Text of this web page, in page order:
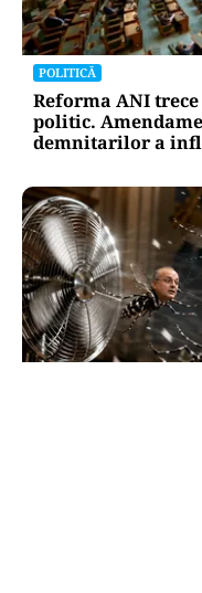
POLITICĂ
Reforma ANI
politic.
demnitarilor a